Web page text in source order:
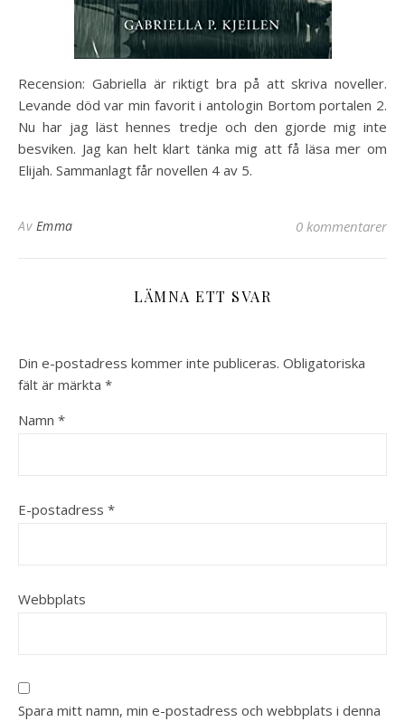
Recension: Gabriella är riktigt bra på att skriva noveller.
Levande död var min favorit i antologin Bortom portalen 2.
Nu har jag läst hennes tredje och den gjorde mig inte
besviken. Jag kan helt klart tänka mig att få läsa mer om
Elijah. Sammanlagt får novellen 4 av 5.
Av Emma 0 kommentarer
LÄMNA ETT SVAR
Din e-postadress kommer inte publiceras. Obligatoriska
fält är märkta *
Namn *
E-postadress *
Webbplats
Spara mitt namn, min e-postadress och webbplats i denna